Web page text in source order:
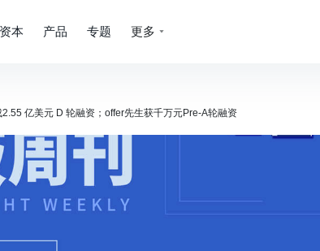
资本 产品 专题 更多
亿美元 D 轮融资；offer先生获千万元Pre-A轮融资